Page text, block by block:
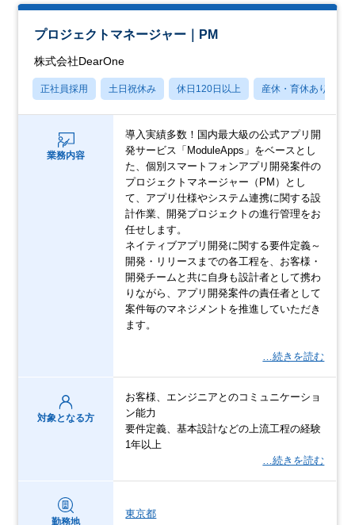
プロジェクトマネージャー｜PM
株式会社DearOne
正社員採用 土日祝休み 休日120日以上 産休・育休あり
業務内容
導入実績多数！国内最大級の公式アプリ開
発サービス「ModuleApps」をベースとし
た、個別スマートフォンアプリ開発案件の
プロジェクトマネージャー（PM）とし
て、アプリ仕様やシステム連携に関する設
計作業、開発プロジェクトの進行管理をお
任せします。
ネイティブアプリ開発に関する要件定義～
開発・リリースまでの各工程を、お客様・
開発チームと共に自身も設計者として携わ
りながら、アプリ開発案件の責任者として
案件毎のマネジメントを推進していただき
ます。
…続きを読む
対象となる方
お客様、エンジニアとのコミュニケーショ
ン能力
要件定義、基本設計などの上流工程の経験
1年以上
…続きを読む
勤務地
東京都